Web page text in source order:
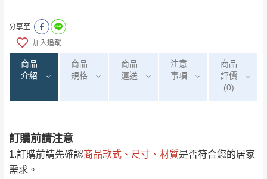
分享至
加入追蹤
商品
介紹
商品
規格
商品
運送
注意
事項
商品
評價
(0)
訂購前請注意
1.訂購前請先確認商品款式、尺寸、材質是否符合您的居家
需求。
運 費 說 明
注意事項：
由於品項繁多，網頁無法及時更新，如有需
0/5 (0)筆